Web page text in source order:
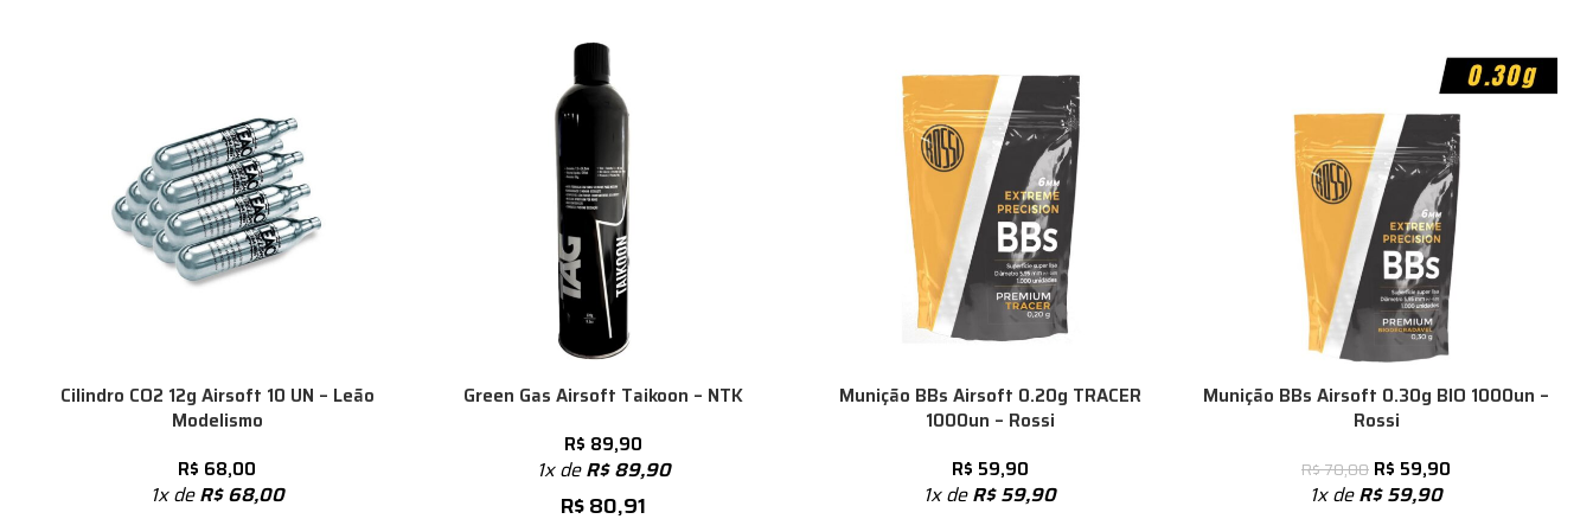
Cilindro CO2 12g Airsoft 10 UN – Leão
Modelismo
R$ 68,00
1x deR$68,00
Green Gas Airsoft Taikoon – NTK
R$ 89,90
1x deR$89,90
R$80,91
Munição BBs Airsoft 0.20g TRACER
1000un – Rossi
R$ 59,90
1x deR$59,90
Munição BBs Airsoft 0.30g BIO 1000un –
Rossi
R$70,00 R$ 59,90
1x deR$59,90